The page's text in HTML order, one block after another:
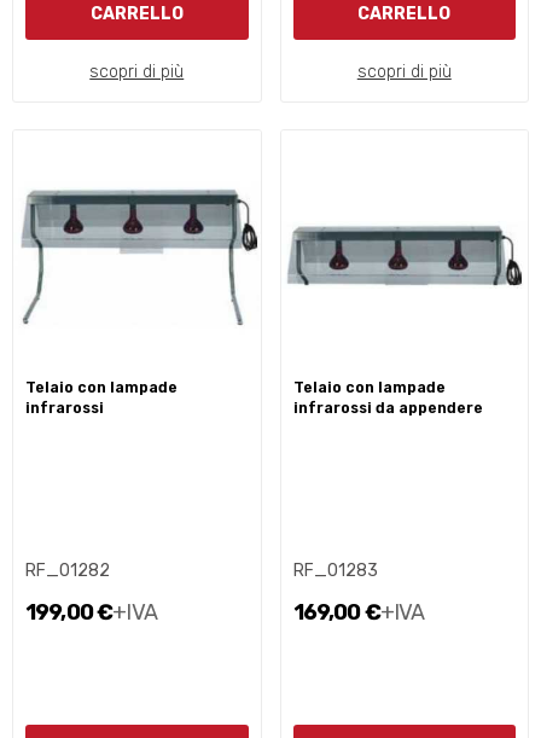
CARRELLO
scopri di più
CARRELLO
scopri di più
telaio con lampade
infrarossi
RF_01282
199,00 €+IVA
telaio con lampade
infrarossi da appendere
RF_01283
169,00 €+IVA